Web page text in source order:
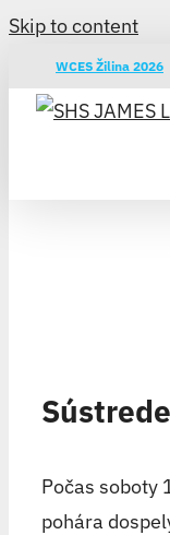
Skip to content
WCES Žilina 2026
Počas soboty
pohára